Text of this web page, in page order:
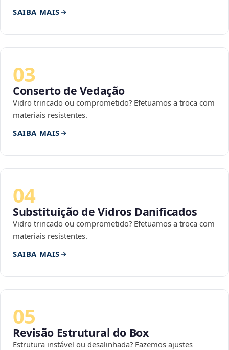
SAIBA MAIS
03
Conserto de Vedação
Vidro trincado ou comprometido? Efetuamos a troca com
materiais resistentes.
SAIBA MAIS
04
Substituição de Vidros Danificados
Vidro trincado ou comprometido? Efetuamos a troca com
materiais resistentes.
SAIBA MAIS
05
Revisão Estrutural do Box
Estrutura instável ou desalinhada? Fazemos ajustes